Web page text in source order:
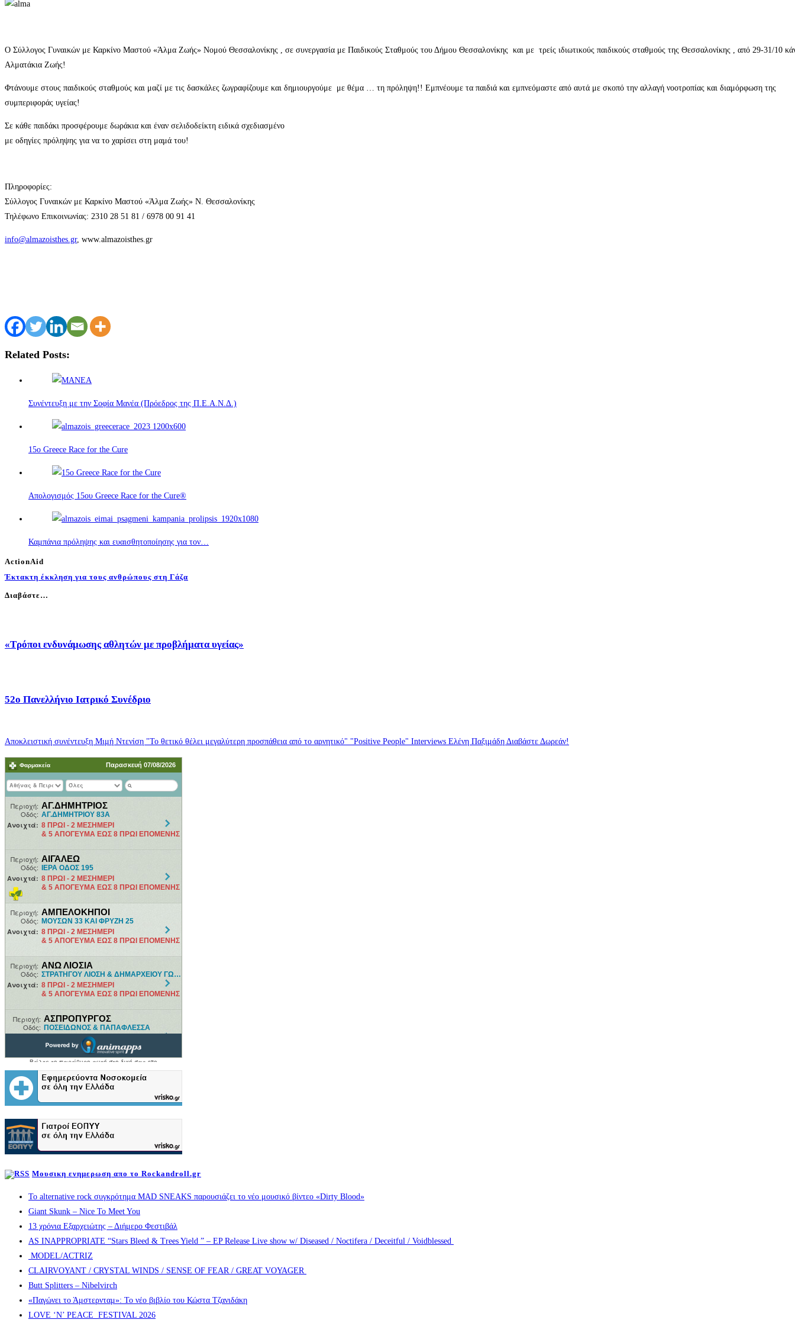
Ο Σύλλογος Γυναικών με Καρκίνο Μαστού «Άλμα Ζωής» Νομού Θεσσαλονίκης , σε συνεργασία με Παιδικούς Σταθμούς του Δήμου Θεσσαλονίκης και με τρείς ιδιωτικούς παιδικούς σταθμούς της Θεσσαλονίκης , από 29-31/10
Αλματάκια Ζωής!
Φτάνουμε στους παιδικούς σταθμούς και μαζί με τις δασκάλες ζωγραφίζουμε και δημιουργούμε με θέμα … τη πρόληψη!! Εμπνέουμε τα παιδιά και εμπνεόμαστε από αυτά με σκοπό την αλλαγή νοοτροπίας και διαμόρφωση της
συμπεριφοράς υγείας!
Σε κάθε παιδάκι προσφέρουμε δωράκια και έναν σελιδοδείκτη ειδικά σχεδιασμένο
με οδηγίες πρόληψης για να το χαρίσει στη μαμά του!
Πληροφορίες:
Σύλλογος Γυναικών με Καρκίνο Μαστού «Άλμα Ζωής» Ν. Θεσσαλονίκης
Τηλέφωνο Επικοινωνίας: 2310 28 51 81 / 6978 00 91 41
info@almazoisthes.gr, www.almazoisthes.gr
Related Posts:
Συνέντευξη με την Σοφία Μανέα (Πρόεδρος της Π.Ε.Α.Ν.Δ.)
15o Greece Race for the Cure
Απολογισμός 15ου Greece Race for the Cure®
Καμπάνια πρόληψης και ευαισθητοποίησης για τον…
ActionAid
Έκτακτη έκκληση για τους ανθρώπους στη Γάζα
Διαβάστε…
«Τρόποι ενδυνάμωσης αθλητών με προβλήματα υγείας»
52o Πανελλήνιο Ιατρικό Συνέδριο
Αποκλειστική συνέντευξη Μιμή Ντενίση "Το θετικό θέλει μεγαλύτερη προσπάθεια από το αρνητικό" "Positive People" Interviews Ελένη Παξιμάδη Διαβάστε Δωρεάν!
Μουσικη ενημερωση απο το Rockandroll.gr
Το alternative rock συγκρότημα MAD SNEAKS παρουσιάζει το νέο μουσικό βίντεο «Dirty Blood»
Giant Skunk – Nice To Meet You
13 χρόνια Εξαρχειώτης – Διήμερο Φεστιβάλ
AS INAPPROPRIATE “Stars Bleed & Trees Yield ” – EP Release Live show w/ Diseased / Noctifera / Deceitful / Voidblessed
MODEL/ACTRIZ
CLAIRVOYANT / CRYSTAL WINDS / SENSE OF FEAR / GREAT VOYAGER
Butt Splitters – Nibelvirch
«Παγώνει το Άμστερνταμ»: Το νέο βιβλίο του Κώστα Τζανιδάκη
LOVE ‘N’ PEACE FESTIVAL 2026